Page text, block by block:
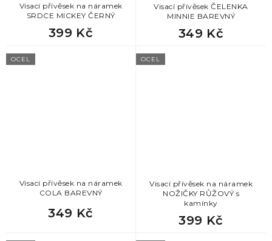
Visací přívěsek na náramek
SRDCE MICKEY ČERNÝ
399 Kč
Visací přívěsek ČELENKA
MINNIE BAREVNÝ
349 Kč
OCEL
Visací přívěsek na náramek
COLA BAREVNÝ
349 Kč
OCEL
Visací přívěsek na náramek
NOŽIČKY RŮŽOVÝ s
kamínky
399 Kč